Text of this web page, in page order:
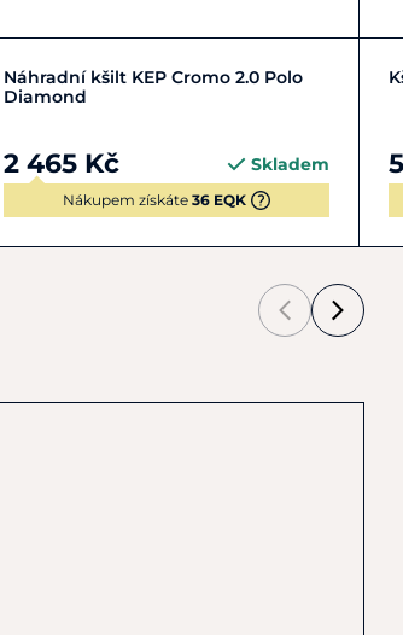
Zobrazit detail
Náhradní kšilt KEP Cromo 2.0 Polo
Diamond
2 465 Kč Skladem
Nákupem získáte 36 EQK